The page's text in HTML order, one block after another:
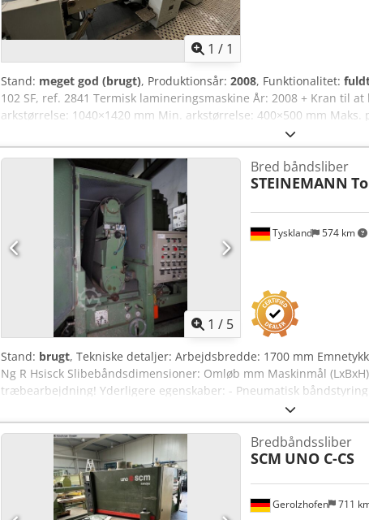
1 / 1
Stand: meget god (brugt), Produktionsår: 2008, Funktionalitet:
102 SF, ref. 2841 Termisk lamineringsmaskine År: 2008 + Kran til
arkstørrelse: 1040×1420 mm Min. arkstørrelse: 400×500 mm
100 g/m² Dcjdpozrtptofx Alijk Maks. filmbredde: 1020 mm Maks.
mic Maks. ydre diameter på filmrulle: 400 mm Indre
m/min, hvis længden er < 1100 mm 100 m/min, hvis længden er >
1 / 5
Tyskland 574 km
Bred båndsliber
STEINEMANN
Stand: brugt, Tekniske detaljer: Arbejdsbredde: 1700 mm
Ng R Hsisck Slibebåndsdimensioner: Omløb mm Maskinmål
træbearbejdning! Yderligere egenskaber: - Pneumatisk
NØDSTOP-kontakt - Slibevalsejustering - Båndspænder -
mm med 6 ruller hver), motoriseret - Betjening via styretavle -
Slibebåndsbredde 1300 mm (båndomløb) - Slibebåndsunderlag
som beset, maskinen tilsluttes ikke!
Gerolzhofen 711
Bredbåndssliber
SCM UNO C-CS